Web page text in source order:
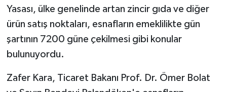
Yasası, ülke genelinde artan zincir gıda ve diğer
ürün satış noktaları, esnafların emeklilikte gün
şartının 7200 güne çekilmesi gibi konular
bulunuyordu.
Zafer Kara, Ticaret Bakanı Prof. Dr. Ömer Bolat
Etiketler